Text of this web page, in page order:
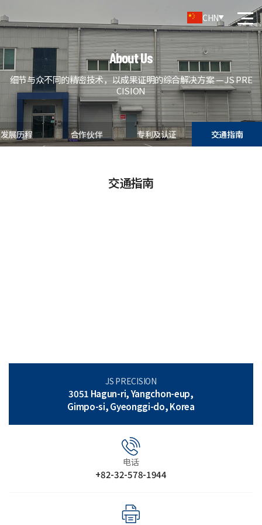
CHN
About Us
细节与众不同的精密技术，以成果证明的综合解决方案 — JS PRE
CISION
发展历程 合作伙伴 专利及认证 交通指南
交通指南
JS PRECISION
3051 Hagun-ri, Yangchon-eup,
Gimpo-si, Gyeonggi-do, Korea
电话
+82-32-578-1944